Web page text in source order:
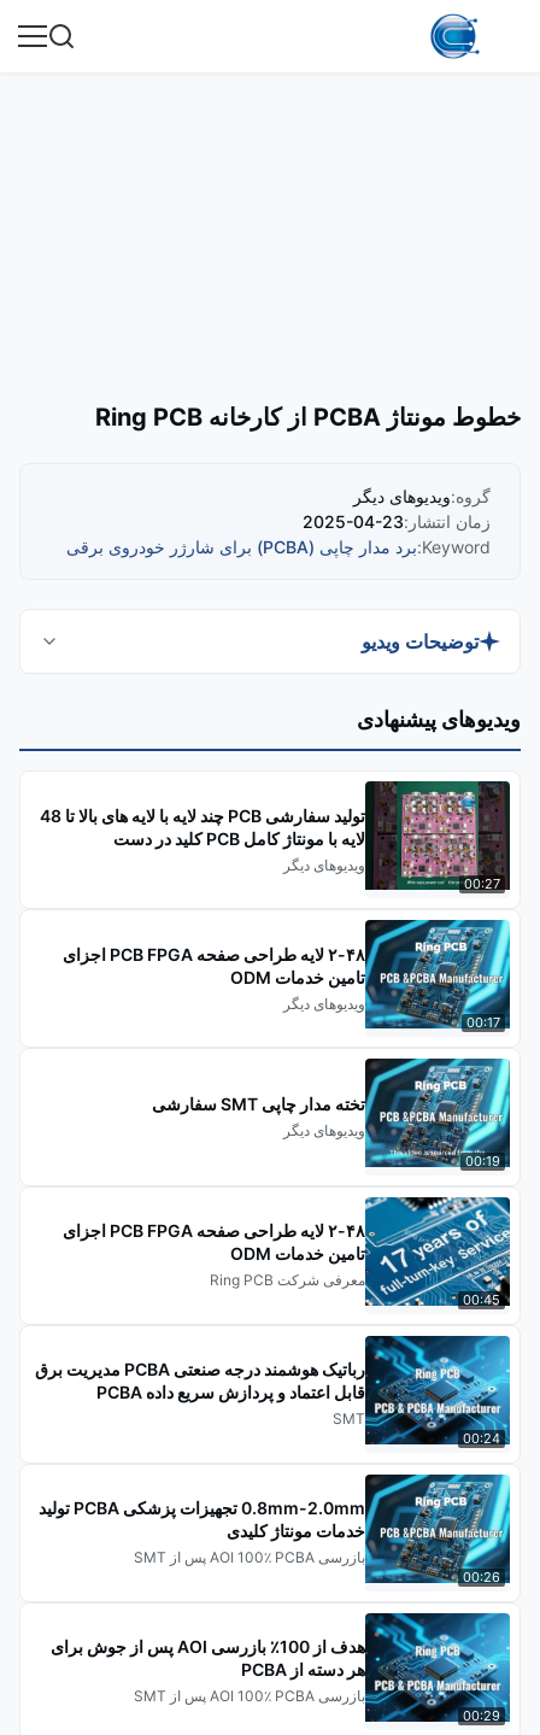
خطوط مونتاژ PCBA از کارخانه Ring PCB
گروه:ویدیوهای دیگر
زمان انتشار:2025-04-23
Keyword: برد مدار چاپی (PCBA) برای شارژر خودروی برقی
توضیحات ویدیو
ایمنی جامع، این PCBA از پروتکل‌های شارژ جهانی و
مدیریت هوشمند برای عملکرد بهینه پشتیبانی می‌کند.
ویدیوهای پیشنهادی
00:27
تولید سفارشی PCB چند لایه با لایه های بالا تا 48
لایه با مونتاژ کامل PCB کلید در دست
ویدیوهای دیگر
00:17
۲-۴۸ لایه طراحی صفحه PCB FPGA اجزای
تامین خدمات ODM
ویدیوهای دیگر
00:19
تخته مدار چاپی SMT سفارشی
ویدیوهای دیگر
00:45
۲-۴۸ لایه طراحی صفحه PCB FPGA اجزای
تامین خدمات ODM
معرفی شرکت Ring PCB
00:24
رباتیک هوشمند درجه صنعتی PCBA مدیریت برق
قابل اعتماد و پردازش سریع داده PCBA
SMT
00:26
0.8mm-2.0mm تجهیزات پزشکی PCBA تولید
خدمات مونتاژ کلیدی
بازرسی AOI 100٪ PCBA پس از SMT
00:29
هدف از 100٪ بازرسی AOI پس از جوش برای
هر دسته از PCBA
بازرسی AOI 100٪ PCBA پس از SMT